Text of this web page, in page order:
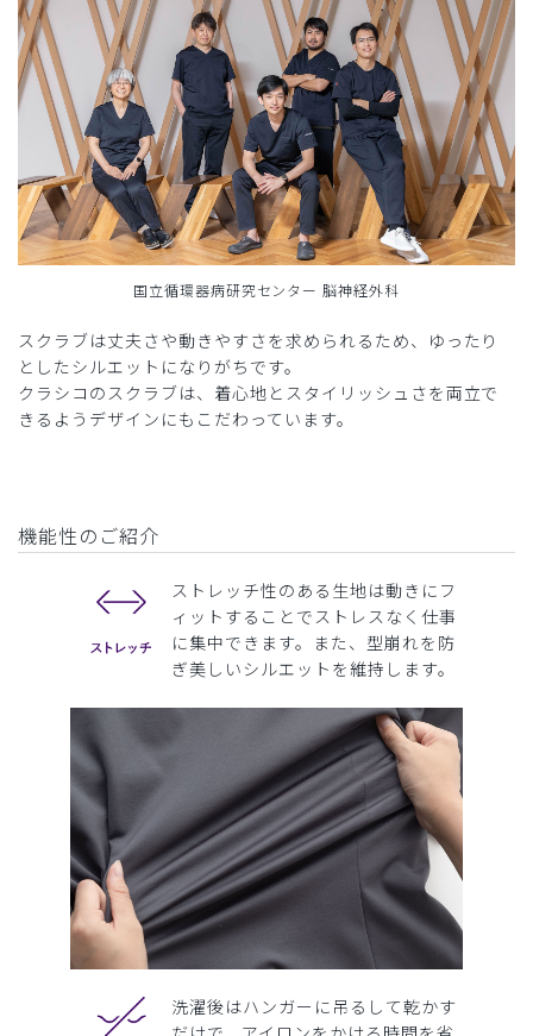
国立循環器病研究センター 脳神経外科
スクラブは丈夫さや動きやすさを求められるため、ゆったり
としたシルエットになりがちです。
クラシコのスクラブは、着心地とスタイリッシュさを両立で
きるようデザインにもこだわっています。
機能性のご紹介
ストレッチ性のある生地は動きにフ
ィットすることでストレスなく仕事
に集中できます。また、型崩れを防
ぎ美しいシルエットを維持します。
洗濯後はハンガーに吊るして乾かす